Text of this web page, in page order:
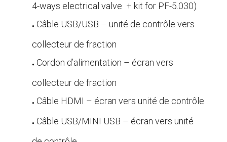
4-ways electrical valve + kit for PF-5.030)
● Câble USB/USB – unité de contrôle vers
collecteur de fraction
● Cordon d’alimentation – écran vers
collecteur de fraction
● Câble HDMI – écran vers unité de contrôle
● Câble USB/MINI USB – écran vers unité